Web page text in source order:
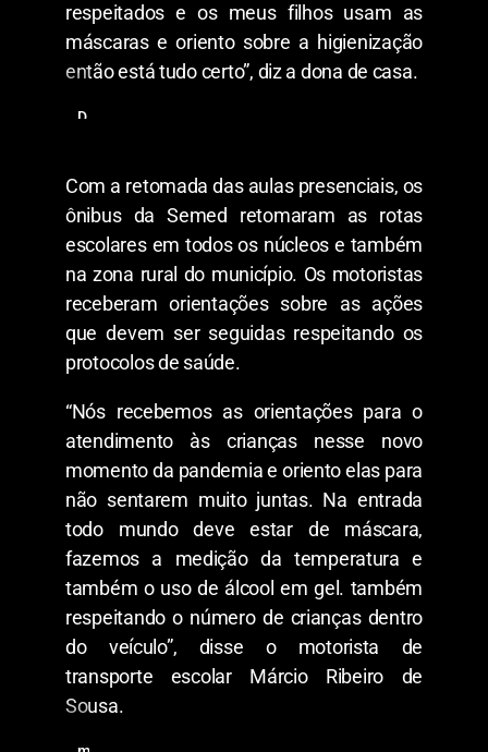
respeitados e os meus filhos usam as
máscaras e oriento sobre a higienização
então está tudo certo”, diz a dona de casa.
D
F
r
a
n
i
l
n
d
e
o
s
f
i
l
h
s
J
e
a
e
R
a
C
Com a retomada das aulas presenciais, os
ônibus da Semed retomaram as rotas
escolares em todos os núcleos e também
na zona rural do município. Os motoristas
receberam orientações sobre as ações
que devem ser seguidas respeitando os
protocolos de saúde.
“Nós recebemos as orientações para o
atendimento às crianças nesse novo
momento da pandemia e oriento elas para
não sentarem muito juntas. Na entrada
todo mundo deve estar de máscara,
fazemos a medição da temperatura e
também o uso de álcool em gel. também
respeitando o número de crianças dentro
do veículo”, disse o motorista de
transporte escolar Márcio Ribeiro de
Sousa.